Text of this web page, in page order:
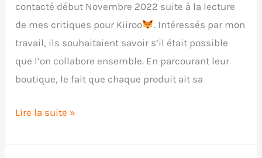
contacté début Novembre 2022 suite à la lecture
de mes critiques pour Kiiroo
. Intéressés par mon
travail, ils souhaitaient savoir s’il était possible
que l’on collabore ensemble. En parcourant leur
boutique, le fait que chaque produit ait sa
[Discontinué]
du
Lire la suite »